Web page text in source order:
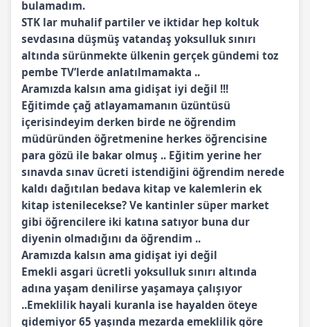
bulamadım.
STK lar muhalif partiler ve iktidar hep koltuk
sevdasına düşmüş vatandaş yoksulluk sınırı
altında sürünmekte ülkenin gerçek gündemi toz
pembe TV’lerde anlatılmamakta ..
Aramızda kalsın ama gidişat iyi değil !!!
Eğitimde çağ atlayamamanın üzüntüsü
içerisindeyim derken birde ne öğrendim
müdüründen öğretmenine herkes öğrencisine
para gözü ile bakar olmuş .. Eğitim yerine her
sınavda sınav ücreti istendiğini öğrendim nerede
kaldı dağıtılan bedava kitap ve kalemlerin ek
kitap istenilecekse? Ve kantinler süper market
gibi öğrencilere iki katına satıyor buna dur
diyenin olmadığını da öğrendim ..
Aramızda kalsın ama gidişat iyi değil
Emekli asgari ücretli yoksulluk sınırı altında
adına yaşam denilirse yaşamaya çalışıyor
..Emeklilik hayali kuranla ise hayalden öteye
gidemiyor 65 yaşında mezarda emeklilik göre